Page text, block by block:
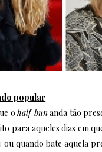
popular
ohalf bunanda tão
para aqueles dias em
ou quando bate aquela